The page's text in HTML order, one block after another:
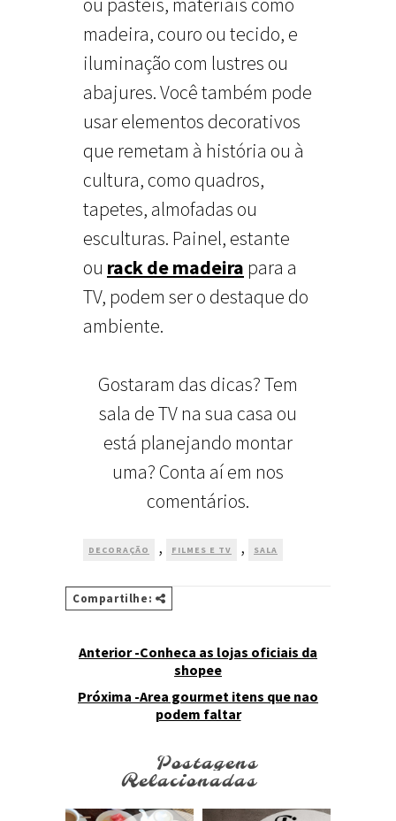
madeira, couro ou tecido, e
iluminação com lustres ou
abajures. Você também pode
usar elementos decorativos
que remetam à história ou à
cultura, como quadros,
tapetes, almofadas ou
esculturas. Painel, estante
ou rack de madeira para a
TV, podem ser o destaque do
ambiente.
Gostaram das dicas? Tem
sala de TV na sua casa ou
está planejando montar
uma? Conta aí em nos
comentários.
DECORAÇÃO , FILMES E TV , SALA
Compartilhe:
Anterior -Conheca as lojas oficiais da
shopee
Próxima -Area gourmet itens que nao
podem faltar
Postagens
Relacionadas